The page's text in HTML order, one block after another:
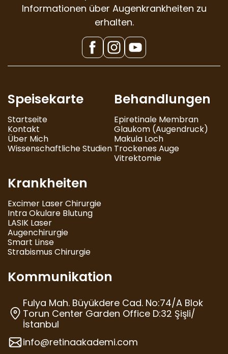
Informationen über Augenkrankheiten zu
erhalten.
Speisekarte
Startseite
Kontakt
Über Mich
Wissenschaftliche Studien
Behandlungen
Epiretinale Membran
Glaukom (Augendruck)
Makula Loch
Trockenes Auge
Vitrektomie
Krankheiten
Excimer Laser Chirurgie
Intra Okulare Blutung
LASIK Laser
Augenchirurgie
Smart Linse
Strabismus Chirurgie
Kommunikation
Fulya Mah. Büyükdere Cad. No:74/A Blok
Torun Center Garden Office D:32 Şişli/
İstanbul
info@retinaakademi.com